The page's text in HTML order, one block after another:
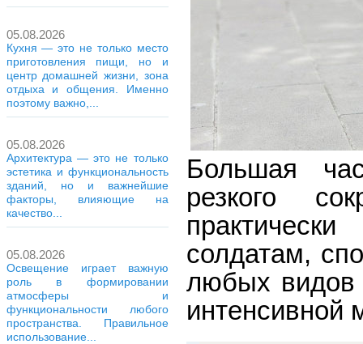
05.08.2026
Кухня — это не только место
приготовления пищи, но и
центр домашней жизни, зона
отдыха и общения. Именно
поэтому важно,...
05.08.2026
Архитектура — это не только
эстетика и функциональность
зданий, но и важнейшие
факторы, влияющие на
качество...
05.08.2026
Освещение играет важную
роль в формировании
атмосферы и
функциональности любого
пространства. Правильное
использование...
Большая
резкого
солдатам,
любых видов
интенсивной